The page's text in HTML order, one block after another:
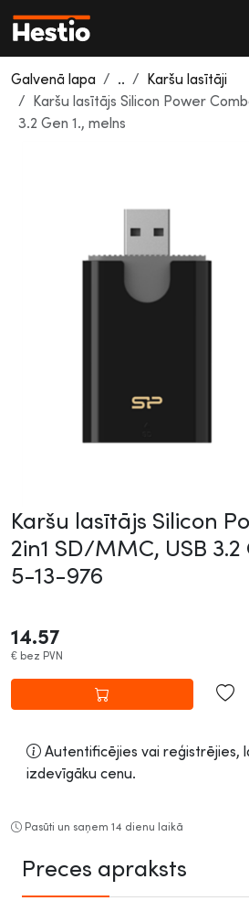
Galvenā lapa ..
Karšu lasītāji
Karšu lasītājs Silicon Power
3.2 Gen 1., melns
Karšu lasītājs Silicon
2in1 SD/MMC, USB 3.2
5-13-976
14.57
€ bez PVN
Autentificējies vai reģistrējies,
izdevīgāku cenu.
Pasūti un saņem 14 dienu laikā
Preces apraksts